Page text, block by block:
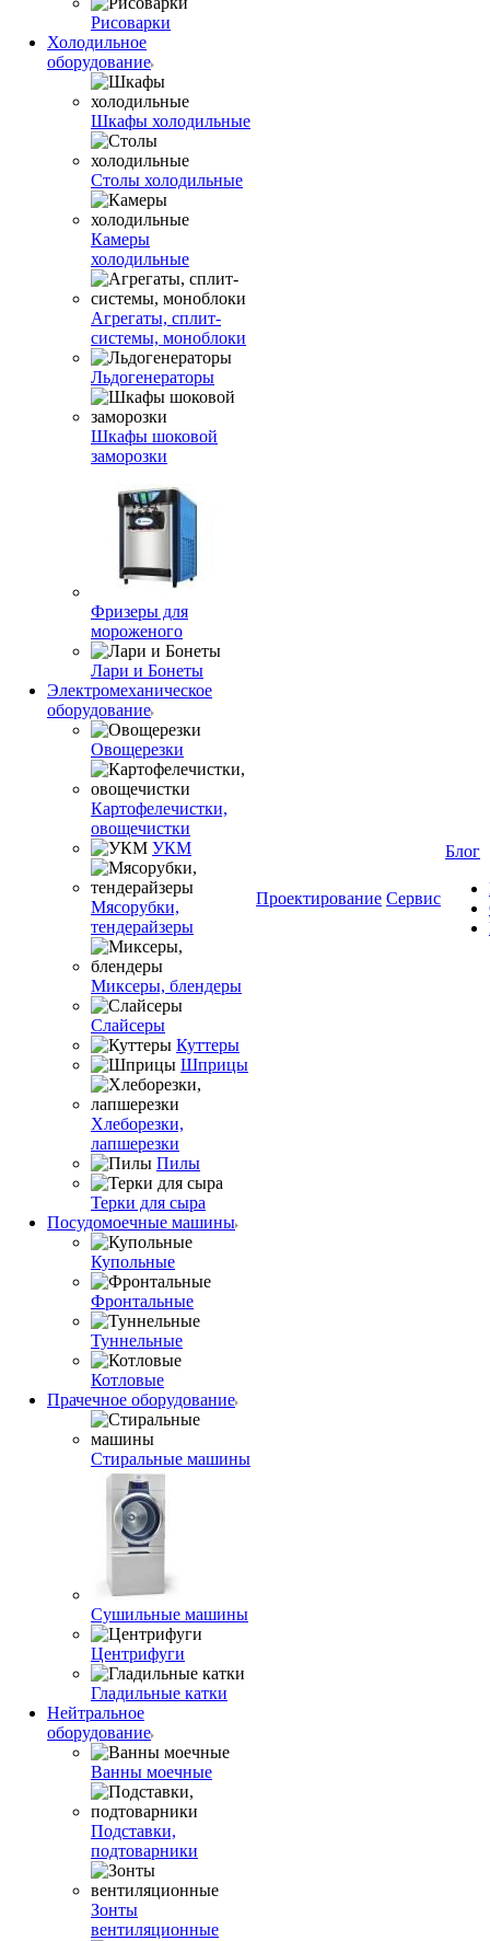
Рисоварки
Холодильное
оборудование
Шкафы холодильные
Столы холодильные
Камеры
холодильные
Агрегаты, сплит-
системы, моноблоки
Льдогенераторы
Шкафы шоковой
заморозки
Фризеры для
мороженого
Лари и Бонеты
Электромеханическое
оборудование
Овощерезки
Картофелечистки,
овощечистки
УКМ
Мясорубки,
тендерайзеры
Миксеры, блендеры
Слайсеры
Куттеры
Шприцы
Хлеборезки,
лапшерезки
Пилы
Терки для сыра
Посудомоечные машины
Купольные
Фронтальные
Туннельные
Котловые
Прачечное оборудование
Стиральные машины
Сушильные машины
Центрифуги
Гладильные катки
Нейтральное
оборудование
Ванны моечные
Подставки,
подтоварники
Зонты
вентиляционные
Проектирование Сервис
Блог